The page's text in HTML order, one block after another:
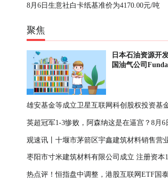
8月6日生意社白卡纸基准价为4170.00元/吨
聚焦
日本石油资源开
国油气公司
雄安基金等成立卫星互联网科创股权投资基
英超冠军1-3惨败，阿森纳这是在逼宫？8月
容的友谊赛，硬生生踢出了“公开处刑”的味
观速讯丨十堰市茅箭区宇鑫建筑材料销售营
注册资本1万人民币
枣阳市寸米建筑材料有限公司成立 注册资本
热点评！恒指盘中调整，港股互联网ETF国